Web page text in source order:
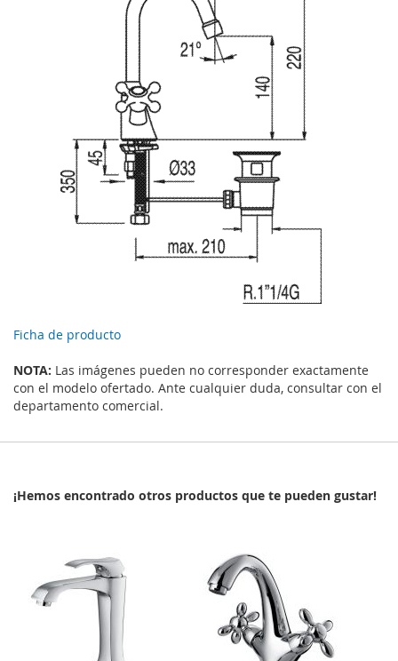
Ficha de producto
NOTA: Las imágenes pueden no corresponder exactamente
con el modelo ofertado. Ante cualquier duda, consultar con el
departamento comercial.
¡Hemos encontrado otros productos que te pueden gustar!